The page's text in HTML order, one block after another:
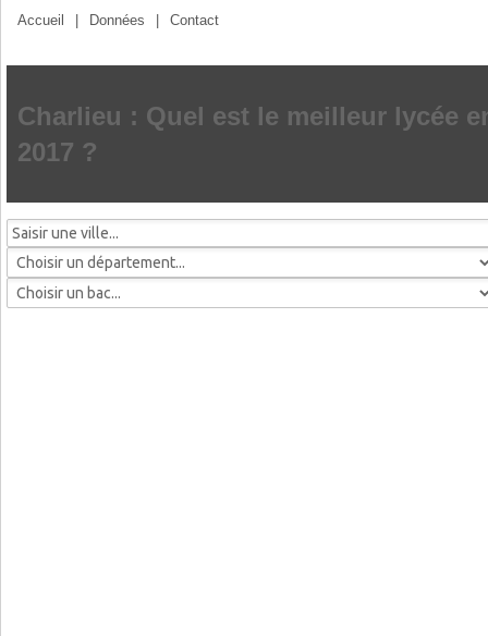
Accueil Données Contact
Charlieu : Quel est le meilleur lycée
2017 ?